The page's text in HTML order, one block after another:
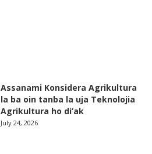
Assanami Konsidera Agrikultura
la ba oin tanba la uja Teknolojia
Agrikultura ho di’ak
July 24, 2026